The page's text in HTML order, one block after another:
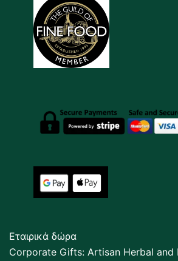
Εταιρικά δώρα
Corporate Gifts: Artisan Herbal and